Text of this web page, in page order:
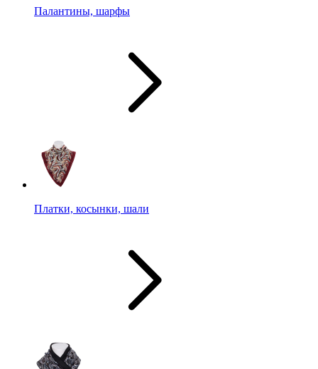
Палантины, шарфы
Платки, косынки, шали